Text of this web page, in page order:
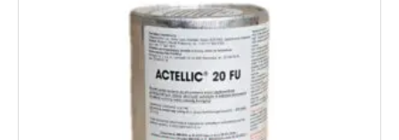
wariantów.
Opcje
można
wybrać
na
stronie
produktu